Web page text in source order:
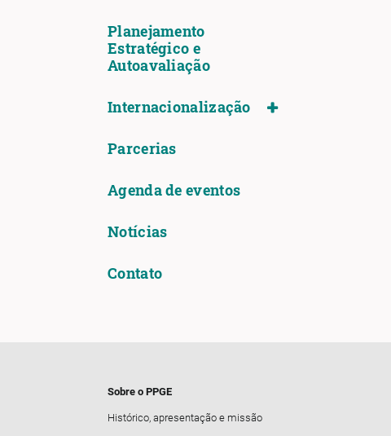
Planejamento
Estratégico e
Autoavaliação
Internacionalização
Parcerias
Agenda de eventos
Notícias
Contato
Sobre o PPGE
Histórico, apresentação e missão